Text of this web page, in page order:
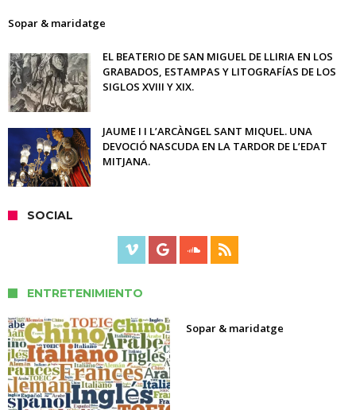
Sopar & maridatge
EL BEATERIO DE SAN MIGUEL DE LLIRIA EN LOS
GRABADOS, ESTAMPAS Y LITOGRAFÍAS DE LOS
SIGLOS XVIII Y XIX.
JAUME I I L’ARCÀNGEL SANT MIQUEL. UNA
DEVOCIÓ NASCUDA EN LA TARDOR DE L’EDAT
MITJANA.
SOCIAL
ENTRETENIMIENTO
Sopar & maridatge